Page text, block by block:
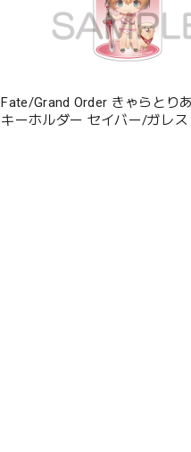
Fate/Grand Order きゃらとり
キーホルダー セイバー/ガレス